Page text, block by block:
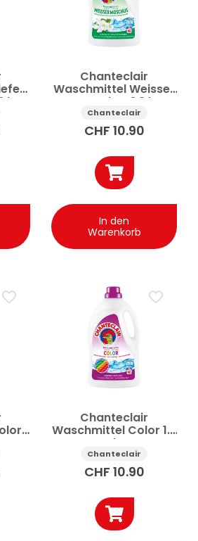
l
Chanteclair
Waschmittel Weisser
Moschus 1.8 l
Chanteclair
CHF 10.90
In den
Warenkorb
Chanteclair
Waschmittel Color 1.8
l
Chanteclair
CHF 10.90